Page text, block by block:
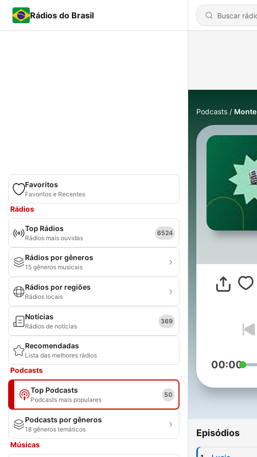
Rádios do Brasil
Favoritos
Favoritos e Recentes
Rádios
Top Rádios
Rádios mais ouvidas
6524
Rádios por gêneros
15 gêneros musicais
Rádios por regiões
Rádios locais
Notícias
Rádios de notícias
369
Recomendadas
Lista das melhores rádios
Podcasts
Top Podcasts
Podcasts mais populares
50
Podcasts por gêneros
18 gêneros temáticos
Músicas
Podcasts Monte
00:00
Episódios